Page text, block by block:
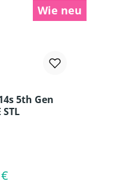
Wie neu
5th Gen
STL